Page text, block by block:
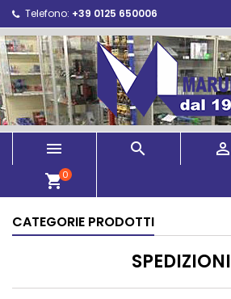
Telefono: +39 0125 650006
  
shopping_cart0
CATEGORIE PRODOTTI
SPEDIZIONI